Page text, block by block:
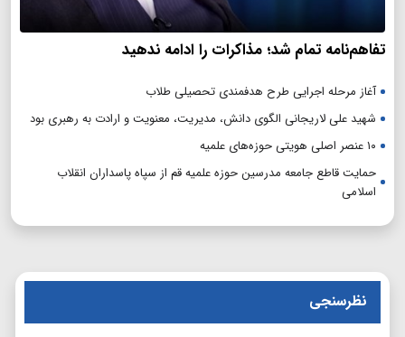
تفاهم‌نامه تمام شد؛ مذاکرات را ادامه ندهید
آغاز مرحله اجرایی طرح هدفمندی تحصیلی طلاب
شهید علی لاریجانی الگوی دانش، مدیریت، معنویت و ارادت به رهبری بود
۱۰ عنصر اصلی هویتی حوزه‌های علمیه
حمایت قاطع جامعه مدرسین حوزه علمیه قم از سپاه پاسداران انقلاب
اسلامی
نظرسنجی